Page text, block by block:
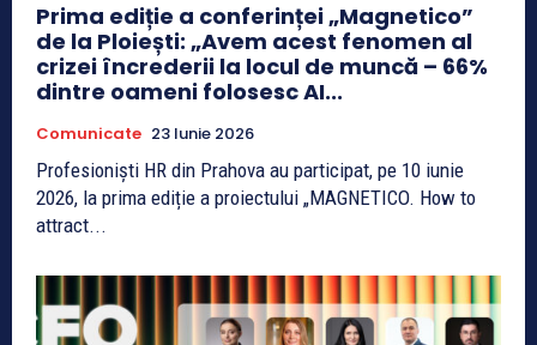
Prima ediție a conferinței „Magnetico”
de la Ploiești: „Avem acest fenomen al
crizei încrederii la locul de muncă – 66%
dintre oameni folosesc AI...
Comunicate 23 Iunie 2026
Profesioniști HR din Prahova au participat, pe 10 iunie
2026, la prima ediție a proiectului „MAGNETICO. How to
attract...